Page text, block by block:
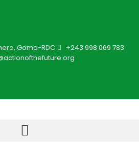
Goma-RDC
+243 998 069 783